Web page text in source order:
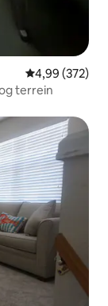
Gemiddelde
4,99 (372)
terrein